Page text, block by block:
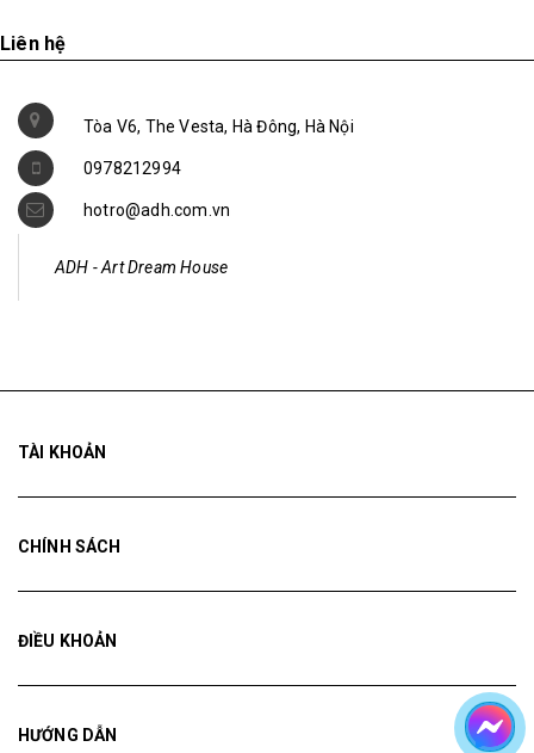
Liên hệ
Tòa V6, The Vesta, Hà Đông, Hà Nội
0978212994
hotro@adh.com.vn
ADH - Art Dream House
TÀI KHOẢN
CHÍNH SÁCH
ĐIỀU KHOẢN
HƯỚNG DẪN